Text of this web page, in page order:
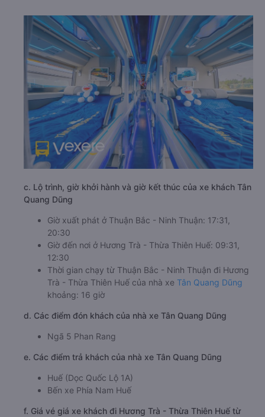
c. Lộ trình, giờ khởi hành và giờ kết thúc của xe khách Tân
Quang Dũng
Giờ xuất phát ở Thuận Bắc - Ninh Thuận: 17:31,
20:30
Giờ đến nơi ở Hương Trà - Thừa Thiên Huế: 09:31,
12:30
Thời gian chạy từ Thuận Bắc - Ninh Thuận đi Hương
Trà - Thừa Thiên Huế của nhà xe Tân Quang Dũng
khoảng: 16 giờ
d. Các điểm đón khách của nhà xe Tân Quang Dũng
Ngã 5 Phan Rang
e. Các điểm trả khách của nhà xe Tân Quang Dũng
Huế (Dọc Quốc Lộ 1A)
Bến xe Phía Nam Huế
f. Giá vé giá xe khách đi Hương Trà - Thừa Thiên Huế từ